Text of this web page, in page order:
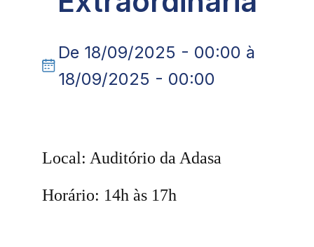
De 18/09/2025 - 00:00 à
18/09/2025 - 00:00
Local: Auditório da Adasa
Horário: 14h às 17h